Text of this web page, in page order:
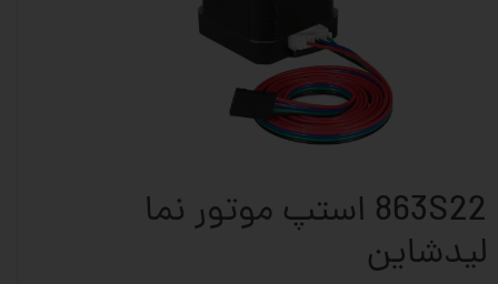
863S22 استپ موتور نما
لیدشاین